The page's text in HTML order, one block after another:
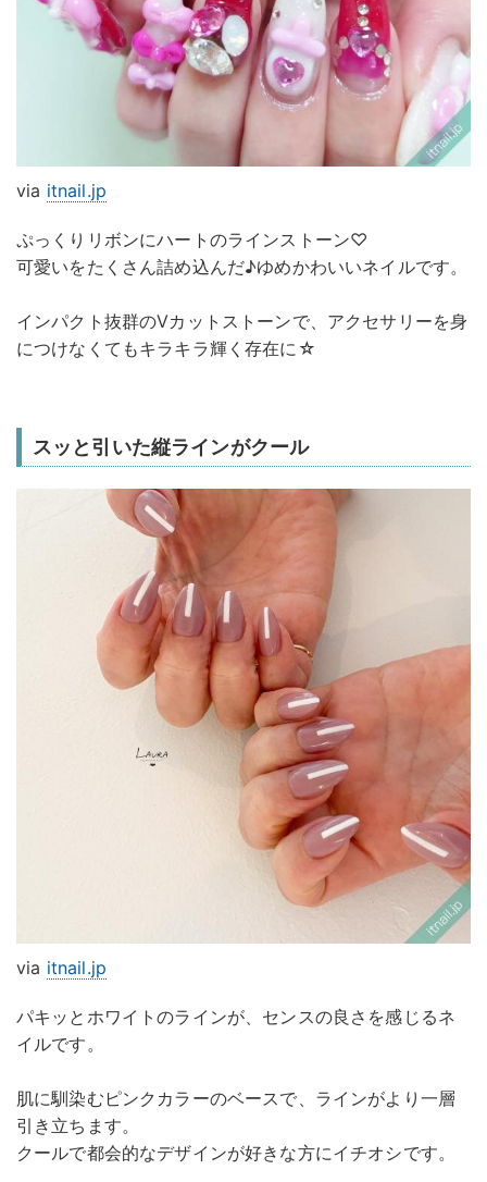
via itnail.jp
ぷっくりリボンにハートのラインストーン♡
可愛いをたくさん詰め込んだ♪ゆめかわいいネイルです。
インパクト抜群のVカットストーンで、アクセサリーを身
につけなくてもキラキラ輝く存在に☆
スッと引いた縦ラインがクール
via itnail.jp
パキッとホワイトのラインが、センスの良さを感じるネ
イルです。
肌に馴染むピンクカラーのベースで、ラインがより一層
引き立ちます。
クールで都会的なデザインが好きな方にイチオシです。